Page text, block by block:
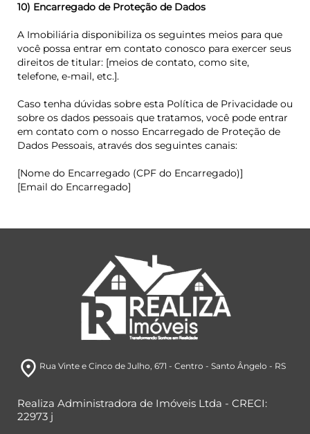
10) Encarregado de Proteção de Dados
A Imobiliária disponibiliza os seguintes meios para que
você possa entrar em contato conosco para exercer seus
direitos de titular: [meios de contato, como site,
telefone, e-mail, etc.].
Caso tenha dúvidas sobre esta Política de Privacidade ou
sobre os dados pessoais que tratamos, você pode entrar
em contato com o nosso Encarregado de Proteção de
Dados Pessoais, através dos seguintes canais:
[Nome do Encarregado (CPF do Encarregado)]
[Email do Encarregado]
room Rua Vinte e Cinco de Julho, 671 - Centro - Santo Ângelo - RS
Realiza Administradora de Imóveis Ltda - CRECI:
22973 j